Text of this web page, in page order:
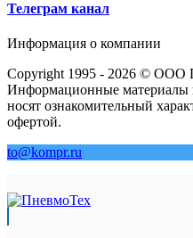
Телеграм канал
Информация о компании
Copyright 1995 - 2026 © ООО
Информационные материалы
носят ознакомительный
офертой.
to@kompr.ru